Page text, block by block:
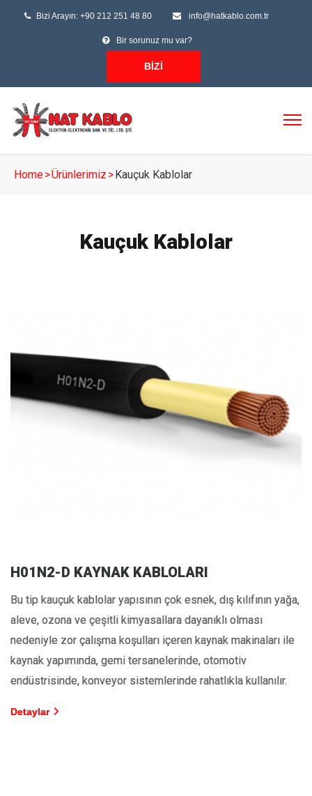
Bizi Arayın: +90 212 251 48 80 info@hatkablo.com.tr
Bir sorunuz mu var?
BIZI
Home>Ürünlerimiz >Kauçuk Kablolar
Kauçuk Kablolar
H01N2-D KAYNAK KABLOLARI
Bu tip kauçuk kablolar yapısının çok esnek, dış kılıfının yağa,
aleve, ozona ve çeşitli kimyasallara dayanıklı olması
nedeniyle zor çalışma koşulları içeren kaynak makinaları ile
kaynak yapımında, gemi tersanelerinde, otomotiv
endüstrisinde, konveyor sistemlerinde rahatlıkla kullanılır.
Detaylar